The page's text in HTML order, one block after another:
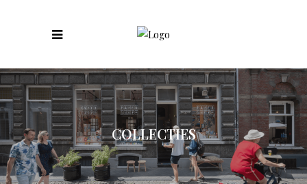
COLLECTIES